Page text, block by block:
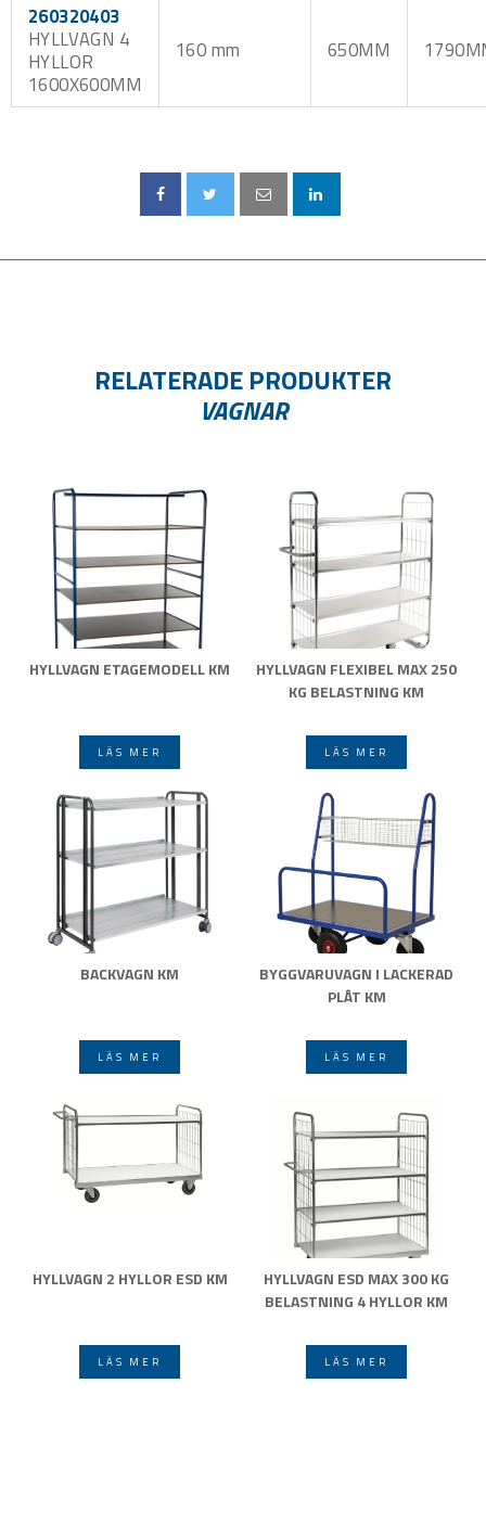
260320403
HYLLVAGN 4
HYLLOR
1600X600MM
160 mm 650MM
RELATERADE PRODUKTER
VAGNAR
HYLLVAGN ETAGEMODELL KM
LÄS MER
HYLLVAGN FLEXIBEL MAX 250
KG BELASTNING KM
LÄS MER
BACKVAGN KM
LÄS MER
BYGGVARUVAGN I LACKERAD
PLÅT KM
LÄS MER
HYLLVAGN 2 HYLLOR ESD KM
LÄS MER
HYLLVAGN ESD MAX 300 KG
BELASTNING 4 HYLLOR KM
LÄS MER